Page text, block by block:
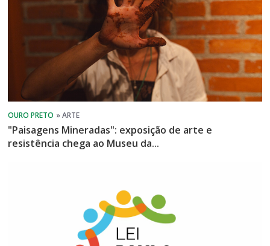
"Paisagens Mineradas": exposição de arte e
resistência chega ao Museu da...